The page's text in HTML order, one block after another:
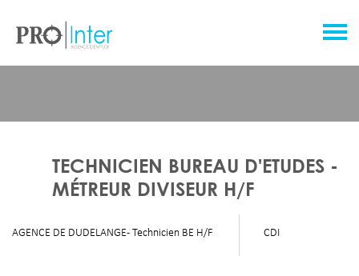
TECHNICIEN BUREAU D'ETUDES -
MÉTREUR DIVISEUR H/F
AGENCE DE DUDELANGE - Technicien BE H/F CDI